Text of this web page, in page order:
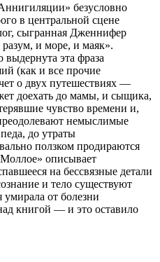
безусловно
в центральной сцене
сыгранная Дженнифер
и море, и маяк».
выдернута эта фраза
(как и все прочие
о двух путешествиях —
доехать до мамы, и сыщика,
чувство времени и,
немыслимые
до утраты
ползком продираются
описывает
на бессвязные детали
и тело существуют
умирала от болезни
книгой — и это оставило